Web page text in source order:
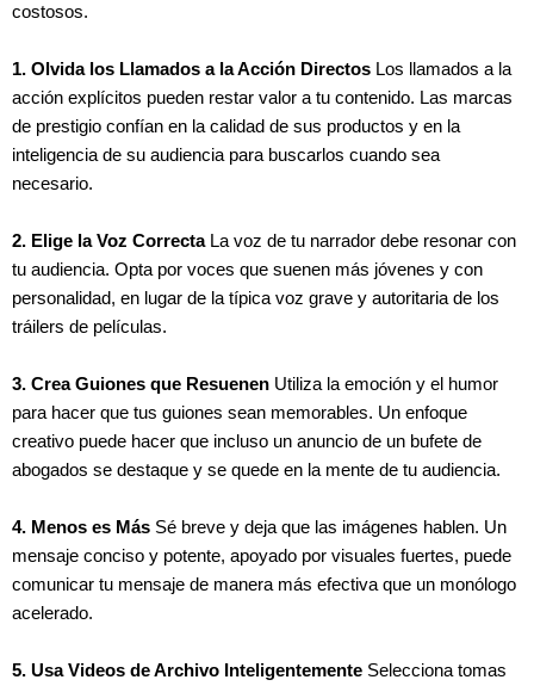
costosos.
1. Olvida los Llamados a la Acción Directos Los llamados a la
acción explícitos pueden restar valor a tu contenido. Las marcas
de prestigio confían en la calidad de sus productos y en la
inteligencia de su audiencia para buscarlos cuando sea
necesario.
2. Elige la Voz CorrectaLa voz de tu narrador debe resonar con
tu audiencia. Opta por voces que suenen más jóvenes y con
personalidad, en lugar de la típica voz grave y autoritaria de los
tráilers de películas.
3. Crea Guiones que Resuenen Utiliza la emoción y el humor
para hacer que tus guiones sean memorables. Un enfoque
creativo puede hacer que incluso un anuncio de un bufete de
abogados se destaque y se quede en la mente de tu audiencia.
4. Menos es Más Sé breve y deja que las imágenes hablen. Un
mensaje conciso y potente, apoyado por visuales fuertes, puede
comunicar tu mensaje de manera más efectiva que un monólogo
acelerado.
5. Usa Videos de Archivo Inteligentemente Selecciona tomas